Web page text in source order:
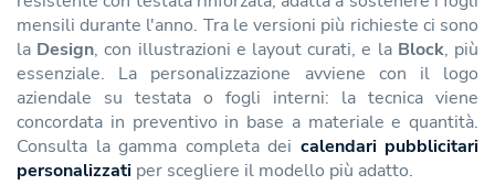
mensili durante l'anno. Tra le versioni più richieste ci sono
la Design, con illustrazioni e layout curati, e la Block, più
essenziale. La personalizzazione avviene con il logo
aziendale su testata o fogli interni: la tecnica viene
concordata in preventivo in base a materiale e quantità.
Consulta la gamma completa dei calendari pubblicitari
personalizzati per scegliere il modello più adatto.